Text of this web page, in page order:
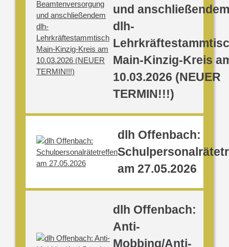
und anschließendem
dlh-
Main-Kinzig-Kreis
10.03.2026 (NEUER
TERMIN!!!)
dlh Offenbach:
am 27.05.2026
dlh Offenbach:
Anti-
Mobbing/Anti-